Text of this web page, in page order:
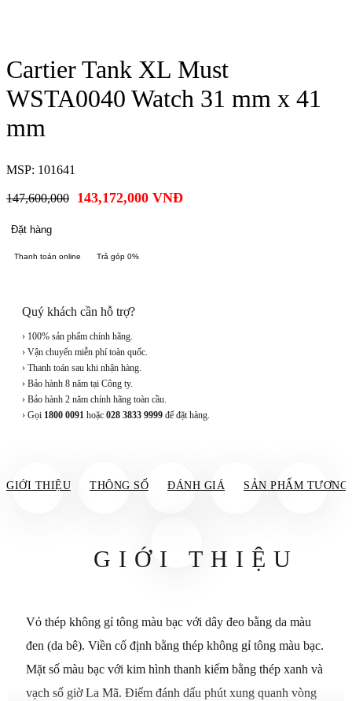
Cartier Tank XL Must
WSTA0040 Watch 31 mm x 41
mm
MSP: 101641
147,600,000 143,172,000 VNĐ
Đặt hàng
Thanh toán online Trả góp 0%
Quý khách cần hỗ trợ?
› 100% sản phẩm chính hãng.
› Vận chuyển miễn phí toàn quốc.
› Thanh toán sau khi nhận hàng.
› Bảo hành 8 năm tại Công ty.
› Bảo hành 2 năm chính hãng toàn cầu.
› Gọi 1800 0091 hoặc 028 3833 9999 để đặt hàng.
GIỚI THIỆU THÔNG SỐ ĐÁNH GIÁ SẢN PHẨM TƯƠNG
GIỚI THIỆU
Vỏ thép không gỉ tông màu bạc với dây đeo bằng da màu
đen (da bê). Viền cố định bằng thép không gỉ tông màu bạc.
Mặt số màu bạc với kim hình thanh kiếm bằng thép xanh và
vạch số giờ La Mã. Điểm đánh dấu phút xung quanh vòng